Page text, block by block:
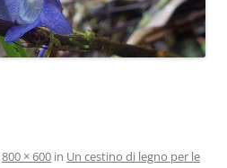
800 × 600 in Un cestino di legno per le